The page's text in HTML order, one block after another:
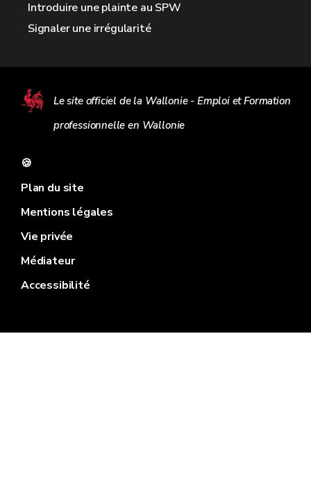
Introduire une plainte au SPW
Signaler une irrégularité
Le site officiel de la Wallonie - Emploi et Formation
professionnelle en Wallonie
🍪
Plan du site
Mentions légales
Vie privée
Médiateur
Accessibilité